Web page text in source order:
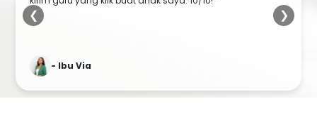
❮
kasih, anak saya senang belajarnya!"
- Ibu Sriyati
❯